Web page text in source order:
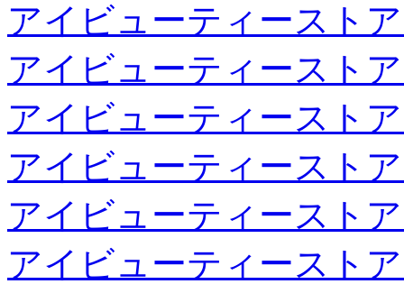
アイビューティースト
アイビューティースト
アイビューティースト
アイビューティースト
アイビューティースト
アイビューティースト